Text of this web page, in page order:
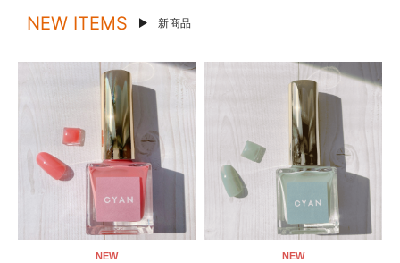
NEW ITEMS 新商品
NEW NEW